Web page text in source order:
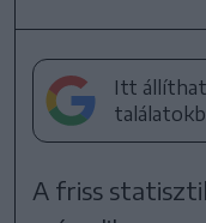
Itt
A friss